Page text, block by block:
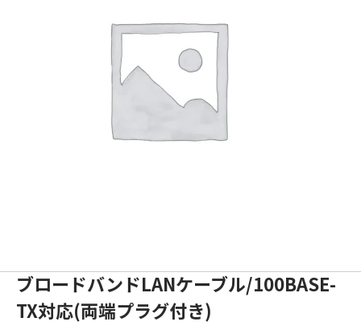
ブロードバンドLANケーブル/100BASE-
TX対応(両端プラグ付き)